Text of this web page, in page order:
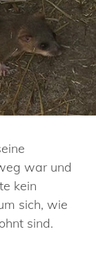
war und
kein
sich, wie
sind.